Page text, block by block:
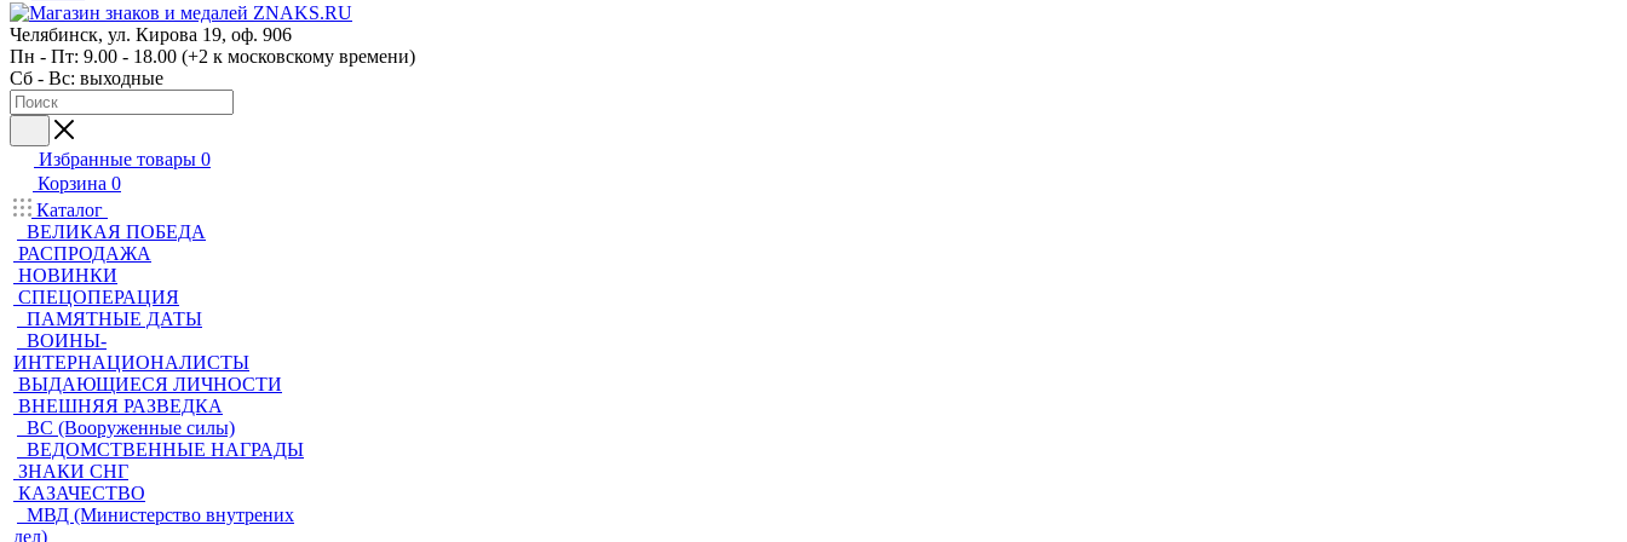
Челябинск, ул. Кирова 19, оф. 906
Пн - Пт: 9.00 - 18.00 (+2 к московскому времени)
Сб - Вс: выходные
Избранные товары 0
Корзина 0
Каталог
ВЕЛИКАЯ ПОБЕДА
РАСПРОДАЖА
НОВИНКИ
СПЕЦОПЕРАЦИЯ
ПАМЯТНЫЕ ДАТЫ
ВОИНЫ-
ИНТЕРНАЦИОНАЛИСТЫ
ВЫДАЮЩИЕСЯ ЛИЧНОСТИ
ВНЕШНЯЯ РАЗВЕДКА
ВС (Вооруженные силы)
ВЕДОМСТВЕННЫЕ НАГРАДЫ
ЗНАКИ СНГ
КАЗАЧЕСТВО
МВД (Министерство внутрених
дел)